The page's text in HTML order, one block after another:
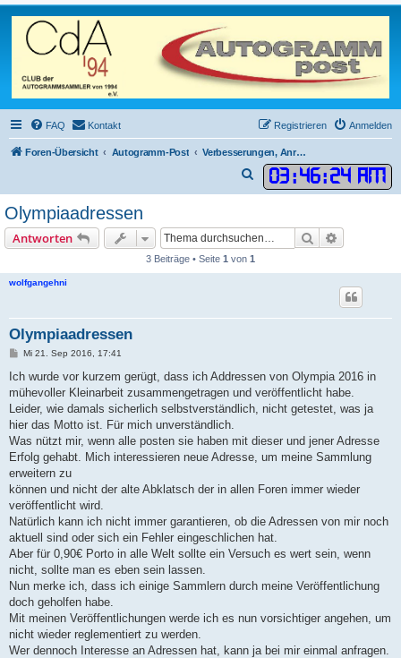
FAQ Kontakt Anmelden
Registrieren
Foren-Übersicht Autogramm-Post Verbesserungen, Anregungen, Wünsche, Abstimmungen
03:46:24 AM
u
h
Olympiaadressen
Antworten Suche
3 Beiträge • Seite 1 von 1
wolfgangehni
Olympiaadressen
B
i
r
a
Mi 21. Sep 2016, 17:41
Ich wurde vor kurzem gerügt, dass ich Addressen von Olympia 2016 in
mühevoller Kleinarbeit zusammengetragen und veröffentlicht habe.
Leider, wie damals sicherlich selbstverständlich, nicht getestet, was ja
hier das Motto ist. Für mich unverständlich.
Was nützt mir, wenn alle posten sie haben mit dieser und jener Adresse
Erfolg gehabt. Mich interessieren neue Adresse, um meine Sammlung
erweitern zu
können und nicht der alte Abklatsch der in allen Foren immer wieder
veröffentlicht wird.
Natürlich kann ich nicht immer garantieren, ob die Adressen von mir noch
aktuell sind oder sich ein Fehler eingeschlichen hat.
Aber für 0,90€ Porto in alle Welt sollte ein Versuch es wert sein, wenn
nicht, sollte man es eben sein lassen.
Nun merke ich, dass ich einige Sammlern durch meine Veröffentlichung
doch geholfen habe.
Mit meinen Veröffentlichungen werde ich es nun vorsichtiger angehen, um
nicht wieder reglementiert zu werden.
Wer dennoch Interesse an Adressen hat, kann ja bei mir einmal anfragen.